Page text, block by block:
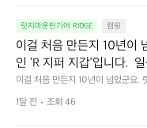
릿지마운틴기어 RIDGE 캠핑
이걸 처음 만든지 10년이
인 ‘R 지퍼 지갑’입니다.
어지는 물건에는 크기, 무
묘한 밸런스가 존재합니
느라 책상 위 가장자리에
이걸 처음 만든지 10년이 넘었군요.
다.  일상에서 늘 지니고 다니고 싶
사이의 아주 미묘한 밸런스가 존재
1달 전 조회 46